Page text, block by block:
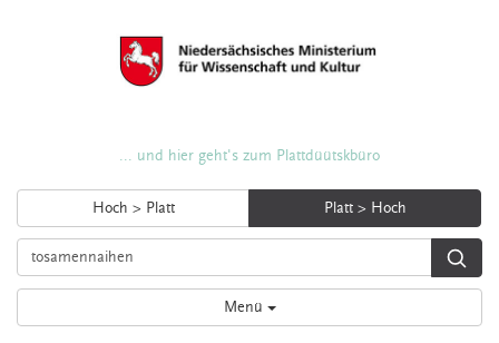
... und hier geht's zum Plattdüütskbüro
Hoch > Platt Platt > Hoch
Menü